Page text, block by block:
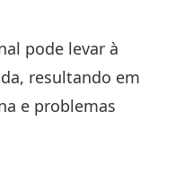
pode levar à
resultando em
e problemas